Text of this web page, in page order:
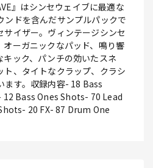
』はシンセウェイブに最適な
ンドを含んだサンプルパックで
イザー。ヴィンテージシンセ
オーガニックなパッド、鳴り響
キック、パンチの効いたスネ
ト、タイトなクラップ、クラシ
ます。収録内容- 18 Bass
Bass Ones Shots- 70 Lead
20 FX- 87 Drum One